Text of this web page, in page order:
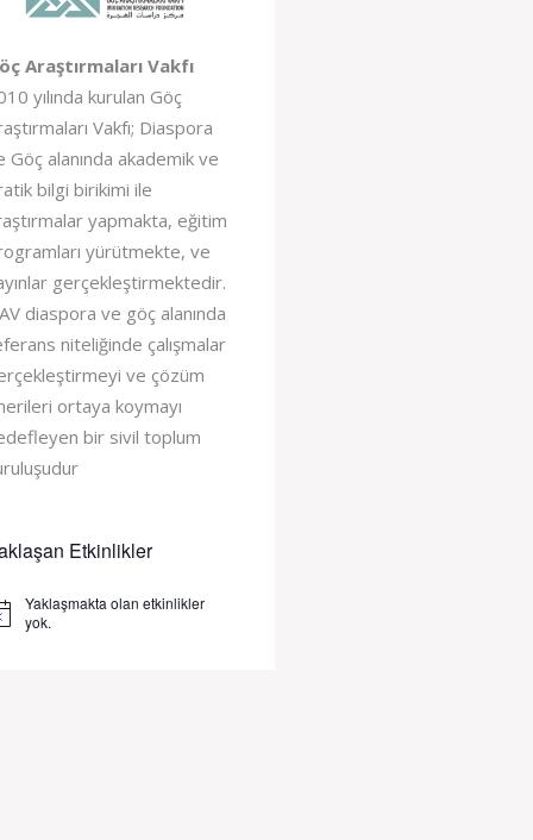
Araştırmaları Vakfı
yılında kurulan Göç
Vakfı; Diaspora
Göç alanında akademik ve
bilgi birikimi ile
yapmakta, eğitim
yürütmekte, ve
gerçekleştirmektedir.
diaspora ve göç alanında
niteliğinde çalışmalar
ve çözüm
ortaya koymayı
bir sivil toplum
Etkinlikler
Yaklaşmakta olan etkinlikler
yok.